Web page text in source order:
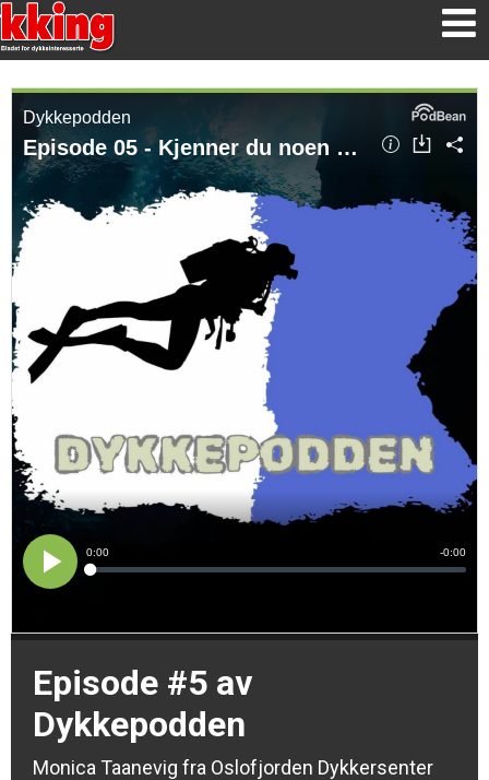
Episode #5 av
Dykkepodden
Monica Taanevig fra Oslofjorden Dykkersenter